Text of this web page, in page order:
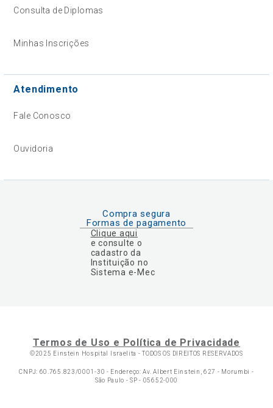
Consulta de Diplomas
Minhas Inscrições
Atendimento
Fale Conosco
Ouvidoria
Compra segura
Formas de pagamento
Clique aqui
e consulte o
cadastro da
Instituição no
Sistema e-Mec
Termos de Uso e Política de Privacidade
©2025 Einstein Hospital Israelita -TODOS OS DIREITOS RESERVADOS
CNPJ: 60.765.823/0001-30 - Endereço: Av. Albert Einstein, 627 - Morumbi -
São Paulo - SP - 05652-000